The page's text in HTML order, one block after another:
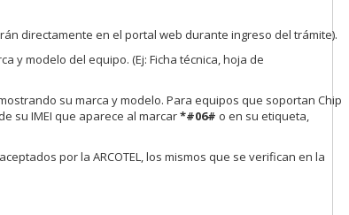
directamente en el portal web durante ingreso del trámite).
y modelo del equipo. (Ej: Ficha técnica, hoja de
su marca y modelo. Para equipos que soportan Chip
su IMEI que aparece al marcar*#06# o en su etiqueta,
por la ARCOTEL, los mismos que se verifican en la